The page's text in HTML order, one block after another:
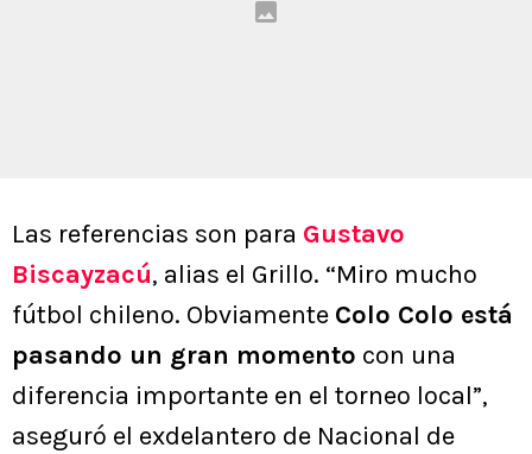
Las referencias son para Gustavo
Biscayzacú, alias el Grillo. “Miro mucho
fútbol chileno. Obviamente Colo Colo está
pasando un gran momento con una
diferencia importante en el torneo local”,
aseguró el exdelantero de Nacional de